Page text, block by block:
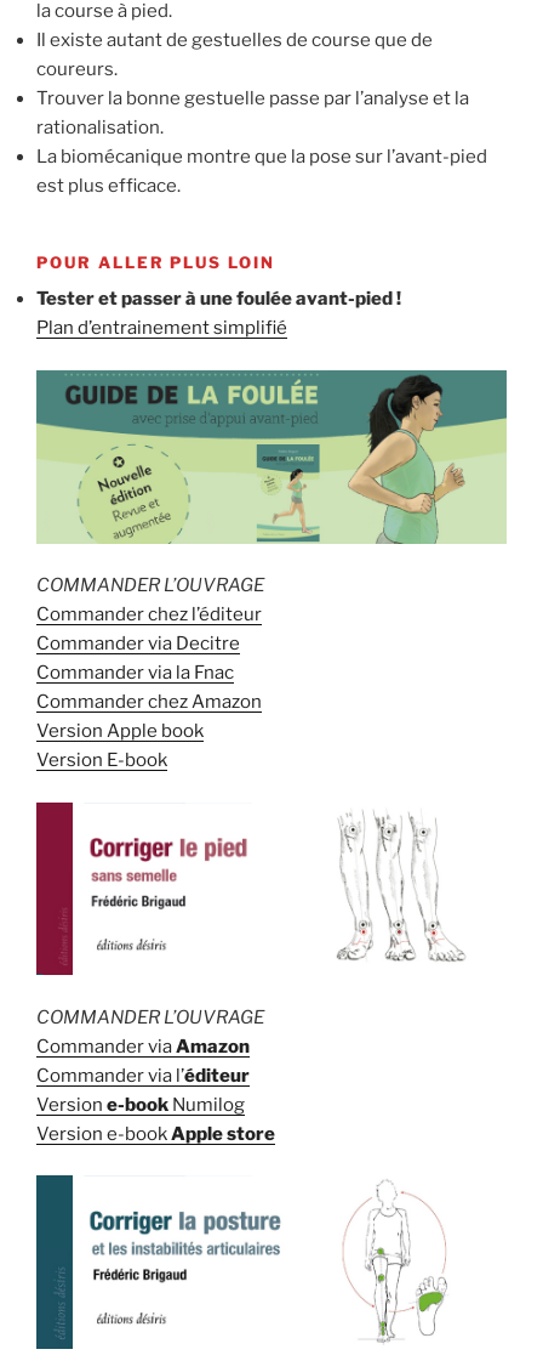
la course à pied.
Il existe autant de gestuelles de course que de
coureurs.
Trouver la bonne gestuelle passe par l’analyse et la
rationalisation.
La biomécanique montre que la pose sur l’avant-pied
est plus efficace.
POUR ALLER PLUS LOIN
Tester et passer à une foulée avant-pied !
Plan d’entrainement simplifié
COMMANDER L’OUVRAGE
Commander chez l’éditeur
Commander via Decitre
Commander via la Fnac
Commander chez Amazon
Version Apple book
Version E-book
COMMANDER L’OUVRAGE
Commander viaAmazon
Commander via l’éditeur
Version e-book Numilog
Version e-bookApple store